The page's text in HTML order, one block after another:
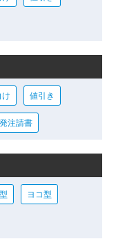
け 値引き
発注請書
ヨコ型